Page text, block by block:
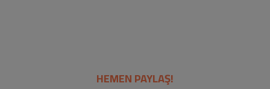
HEMEN PAYLAŞ!